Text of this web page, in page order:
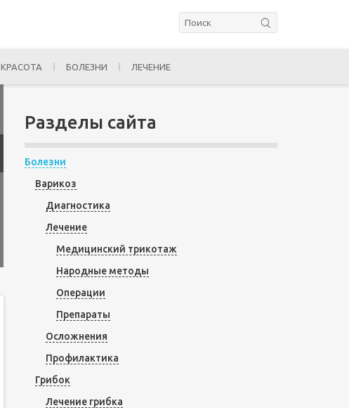
КРАСОТА БОЛЕЗНИ ЛЕЧЕНИЕ
Разделы сайта
Болезни
Варикоз
Диагностика
Лечение
Медицинский трикотаж
Народные методы
Операции
Препараты
Осложнения
Профилактика
Грибок
Лечение грибка